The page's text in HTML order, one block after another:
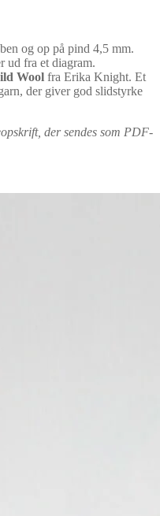
og op på pind 4,5 mm.
ud fra et diagram.
Wool fra Erika Knight. Et
der giver god slidstyrke
der sendes som PDF-